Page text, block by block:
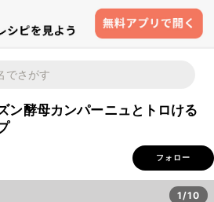
ン酵母カンパーニュとトロける
フォロー
1/10